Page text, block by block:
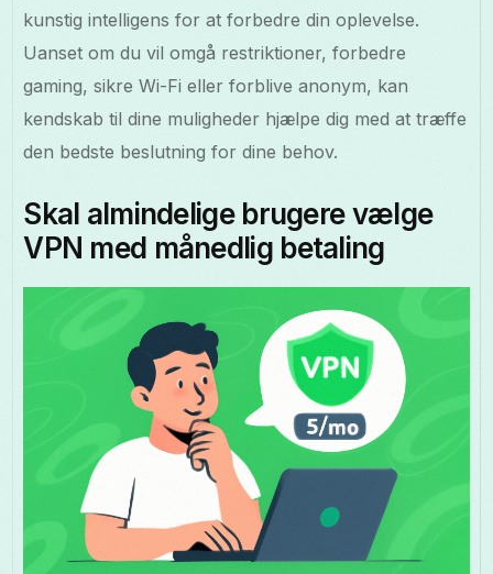
kunstig intelligens for at forbedre din oplevelse.
Uanset om du vil omgå restriktioner, forbedre
gaming, sikre Wi-Fi eller forblive anonym, kan
kendskab til dine muligheder hjælpe dig med at træffe
den bedste beslutning for dine behov.
Skal almindelige brugere vælge
VPN med månedlig betaling